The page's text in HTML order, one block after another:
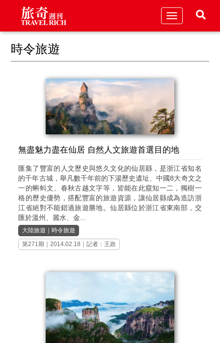
Toggle
時令旅遊
無盡魅力盡在仙居 自然人文旅遊首選目的地
匯集了豐富的人文歷史與悠久文化的仙居縣，是浙江省知名
的千年古城，舉凡數千年前的下湯歷史遺址、中國8大奇文之
一的蝌蚪文、春秋古越文字等，皆能在此窺知一二，獨樹一
格的歷史優勢，搭配豐富的旅遊資源，讓仙居縣成為造訪浙
江省絕對不能錯過旅遊勝地。仙居縣位於浙江省東南部，交
匯於溫州、麗水、金...
大陸旅遊 ｜時令旅遊
第271期 ｜2014.02.18｜記者：王政